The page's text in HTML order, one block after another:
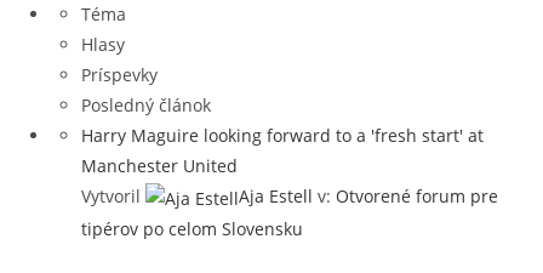
Téma
Hlasy
Príspevky
Posledný článok
Harry Maguire looking forward to a 'fresh start' at
Manchester United
Vytvoril
Aja Estell v: Otvorené forum pre
tipérov po celom Slovensku